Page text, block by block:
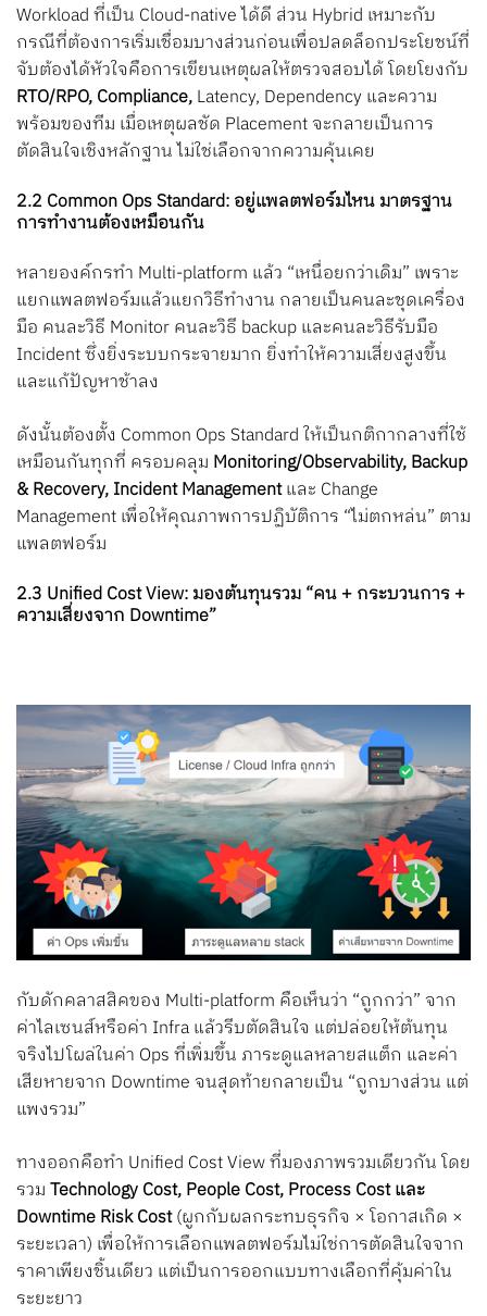
Workload ที่เป็น Cloud-native ได้ดี ส่วน Hybrid เหมาะกับ
กรณีที่ต้องการเริ่มเชื่อมบางส่วนก่อนเพื่อปลดล็อกประโยชน์ที่
จับต้องได้หัวใจคือการเขียนเหตุผลให้ตรวจสอบได้ โดยโยงกับ
RTO/RPO, Compliance,Latency, Dependency และความ
พร้อมของทีม เมื่อเหตุผลชัด Placement จะกลายเป็นการ
ตัดสินใจเชิงหลักฐาน ไม่ใช่เลือกจากความคุ้นเคย
2.2 Common Ops Standard: อยู่แพลตฟอร์มไหน มาตรฐาน
การทำงานต้องเหมือนกัน
หลายองค์กรทำ Multi-platform แล้ว “เหนื่อยกว่าเดิม” เพราะ
แยกแพลตฟอร์มแล้วแยกวิธีทำงาน กลายเป็นคนละชุดเครื่อง
มือ คนละวิธี Monitor คนละวิธี backup และคนละวิธีรับมือ
Incident ซึ่งยิ่งระบบกระจายมาก ยิ่งทำให้ความเสี่ยงสูงขึ้น
และแก้ปัญหาช้าลง
ดังนั้นต้องตั้ง Common Ops Standard ให้เป็นกติกากลางที่ใช้
เหมือนกันทุกที่ ครอบคลุม Monitoring/Observability, Backup
& Recovery, Incident Managementและ Change
Management เพื่อให้คุณภาพการปฏิบัติการ “ไม่ตกหล่น” ตาม
แพลตฟอร์ม
2.3 Unified Cost View: มองต้นทุนรวม “คน + กระบวนการ +
ความเสี่ยงจาก Downtime”
กับดักคลาสสิคของ Multi-platform คือเห็นว่า “ถูกกว่า” จาก
ค่าไลเซนส์หรือค่า Infra แล้วรีบตัดสินใจ แต่ปล่อยให้ต้นทุน
จริงไปโผล่ในค่า Ops ที่เพิ่มขึ้น ภาระดูแลหลายสแต็ก และค่า
เสียหายจาก Downtime จนสุดท้ายกลายเป็น “ถูกบางส่วน แต่
แพงรวม”
ทางออกคือทำ Unified Cost View ที่มองภาพรวมเดียวกัน โดย
รวมTechnology Cost, People Cost, Process Cost และ
Downtime Risk Cost(ผูกกับผลกระทบธุรกิจ × โอกาสเกิด ×
ระยะเวลา) เพื่อให้การเลือกแพลตฟอร์มไม่ใช่การตัดสินใจจาก
ราคาเพียงชิ้นเดียว แต่เป็นการออกแบบทางเลือกที่คุ้มค่าใน
ระยะยาว